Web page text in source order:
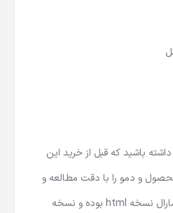
باشید که قبل از خرید این
و دمو را با دقت مطالعه و
بررسی نمایید، قالب پزشکی مارال نسخه html بوده و نسخه